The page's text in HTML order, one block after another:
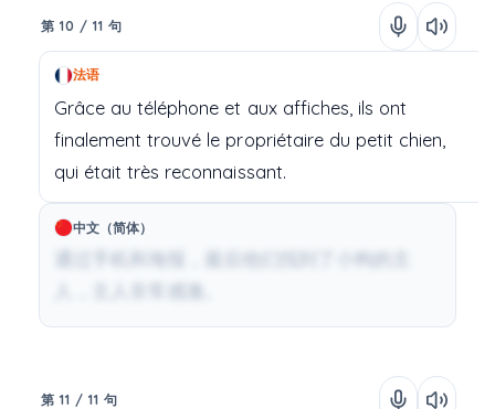
第 10 / 11 句
法语
Grâce au téléphone et aux affiches, ils ont
finalement trouvé le propriétaire du petit chien,
qui était très reconnaissant.
中文（简体）
通过手机和海报，最后他们找到了小狗的主
第 11 / 11 句